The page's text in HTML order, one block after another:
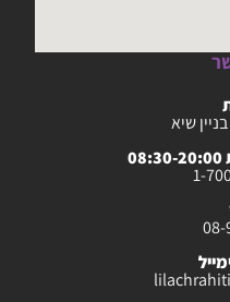
שיא
1-
08-